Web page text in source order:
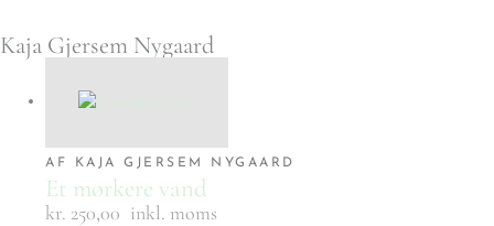
Kaja Gjersem Nygaard
AF KAJA GJERSEM NYGAARD
Et mørkere vand
kr. 250,00 inkl. moms